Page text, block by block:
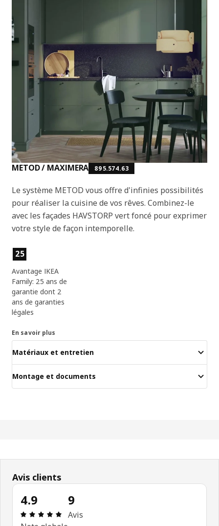
METOD / MAXIMERA 895.574.63
Le système METOD vous offre d'infinies possibilités
pour réaliser la cuisine de vos rêves. Combinez-le
avec les façades HAVSTORP vert foncé pour exprimer
votre style de façon intemporelle.
Caractéristiques du produit
25
Avantage IKEA
Family: 25 ans de
garantie dont 2
ans de garanties
légales
En savoir plus
Matériaux et entretien
Montage et documents
Avis clients
4.9
Avis: 4.9 sur 5 étoiles Nombre total d'avis: 9
9
Avis